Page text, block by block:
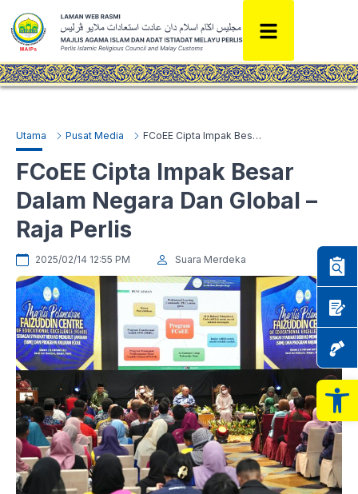
Utama Pusat Media FCoEE Cipta Impak Besar Dalam Negara Dan Global – Raja Perlis
FCoEE Cipta Impak Besar
Dalam Negara Dan Global –
Raja Perlis
2025/02/14 12:55 PM Suara Merdeka